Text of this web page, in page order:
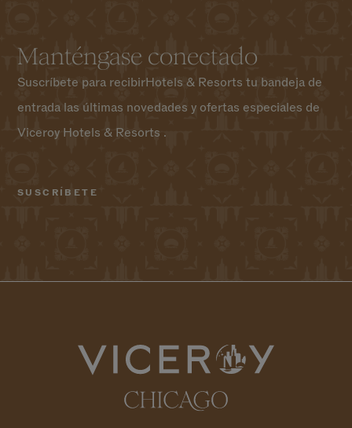
Manténgase conectado
Suscríbete para recibirHotels & Resorts tu bandeja de
entrada las últimas novedades y ofertas especiales de
Viceroy Hotels & Resorts .